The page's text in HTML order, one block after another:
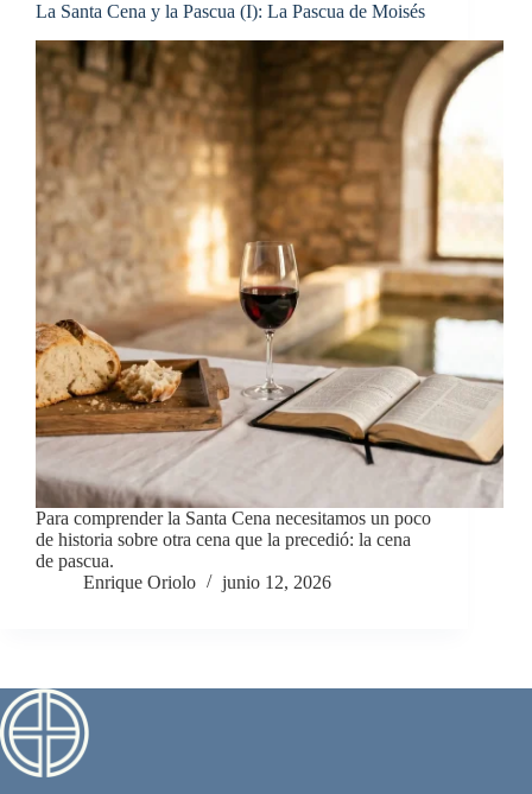
La Santa Cena y la Pascua (I): La Pascua de Moisés
Para comprender la Santa Cena necesitamos un poco
de historia sobre otra cena que la precedió: la cena
de pascua.
Enrique Oriolo
junio 12, 2026